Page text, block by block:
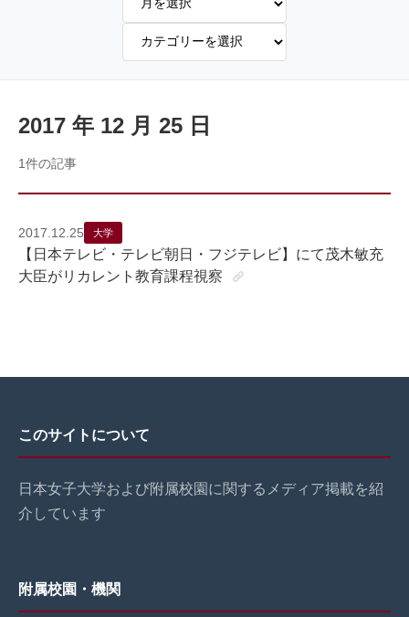
2017 年 12 月 25 日
1件の記事
2017.12.25 大学
【日本テレビ・テレビ朝日・フジテレビ】にて茂木敏充
大臣がリカレント教育課程視察
このサイトについて
日本女子大学および附属校園に関するメディア掲載を紹
介しています
附属校園・機関